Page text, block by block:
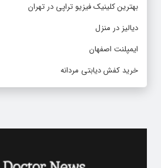
بهترین کلینیک فیزیو تراپی در تهران
دیالیز در منزل
ایمپلنت اصفهان
خرید کفش دیابتی مردانه